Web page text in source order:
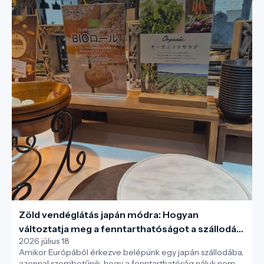
Zöld vendéglátás japán módra: Hogyan
változtatja meg a fenntarthatóságot a szállodák
új generációja
2026 július 18
Amikor Európából érkezve belépünk egy japán szállodába,